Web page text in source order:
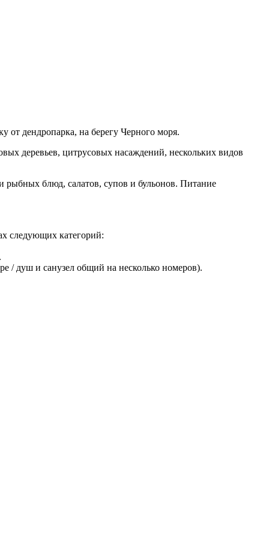
от дендропарка, на берегу Черного моря.
деревьев, цитрусовых насаждений, нескольких видов
рыбных блюд, салатов, супов и бульонов. Питание
следующих категорий:
/ душ и санузел общий на несколько номеров).